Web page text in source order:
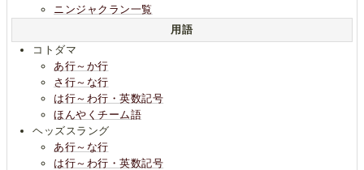
ニンジャクラン一覧
用語
コトダマ
あ行～か行
さ行～な行
は行～わ行・英数記号
ほんやくチーム語
ヘッズスラング
あ行～な行
は行～わ行・英数記号